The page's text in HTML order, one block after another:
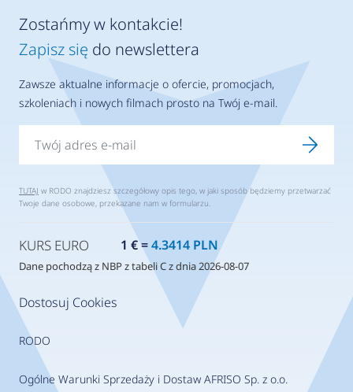
Dostosuj Cookies
RODO
Ogólne Warunki Sprzedaży i Dostaw AFRISO Sp. z o.o.
Zostańmy w kontakcie!
Zapisz się do newslettera
Zawsze aktualne informacje o ofercie, promocjach,
szkoleniach i nowych filmach prosto na Twój e-mail.
TUTAJ w RODO znajdziesz szczegółowy opis tego, w jaki sposób będziemy przetwarzać
Twoje dane osobowe, przekazane nam w formularzu.
KURS EURO 1 € =4.3414 PLN
Dane pochodzą z NBP z tabeli C z dnia 2026-08-07